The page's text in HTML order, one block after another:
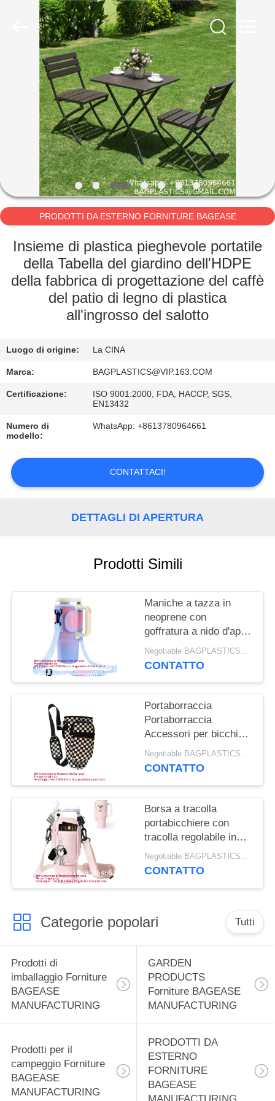
CASA
PRODOTTI
CIRCA
GIRO
DELLA
FABBRICA
CONTROLLO
QUALITÀ
CONTATTICI
RICHIEDA
UNA
CITAZIONE
MAPPA
MANUFACTURING
PRODOTTI DA ESTERNO FORNITURE BAGEASE
Insieme di plastica pieghevole portatile
della Tabella del giardino dell'HDPE
della fabbrica di progettazione del caffè
del patio di legno di plastica
all'ingrosso del salotto
Luogo di origine: La CINA
Marca: BAGPLASTICS@VIP.163.COM
Certificazione:
ISO 9001:2000, FDA, HACCP, SGS,
EN13432
Numero di
modello:
WhatsApp: +8613780964661
CONTATTACI!
DETTAGLI DI APERTURA
Prodotti Simili
Maniche a tazza in
neoprene con
goffratura a nido d'ape,
personalizzabili,
pieghevoli e durevoli |
riutilizzabili
Negotiable BAGPLASTICS@YAHOO.COM MOQ:1 PRODOTTI-SUPPLIES.COM
CONTATTO
Portaborraccia
Portaborraccia
Accessori per bicchieri
da 40 Oz Custodia in
neoprene con tracolla
Negotiable BAGPLASTICS@YAHOO.COM MOQ:1 PRODOTTI-SUPPLIES.COM
CONTATTO
Borsa a tracolla
portabicchiere con
tracolla regolabile in
neoprene da 40 once
per bottiglia d'acqua
Negotiable BAGPLASTICS@YAHOO.COM MOQ:1 PRODOTTI-SUPPLIES.COM
CONTATTO
Categorie popolari Tutti
Prodotti di
imballaggio Forniture
BAGEASE
MANUFACTURING
GARDEN
PRODUCTS
Forniture BAGEASE
MANUFACTURING
Prodotti per il
campeggio Forniture
BAGEASE
MANUFACTURING
PRODOTTI DA
ESTERNO
FORNITURE
BAGEASE